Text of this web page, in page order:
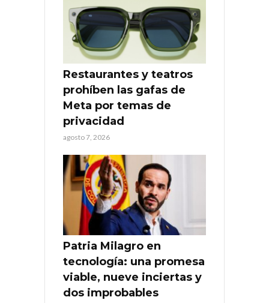
Restaurantes y teatros
prohíben las gafas de
Meta por temas de
privacidad
agosto 7, 2026
Patria Milagro en
tecnología: una promesa
viable, nueve inciertas y
dos improbables